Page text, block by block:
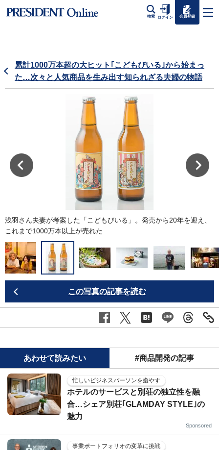
検索 ログイン 会員登録
累計1000万本超の大ヒット｢こどもびいる｣から始まっ
た…次々と人気商品を生み出す知られざる夫婦の物語
浅羽さん夫妻が考案した「こどもびいる」。発売から20年を迎え、
これまで1000万本以上が売れた
この写真の記事を読む
あわせて読みたい #商品開発の記事
忙しいビジネスパーソンを癒やす
ホテルのサービスと別荘の独立性を融
合…シェア別荘｢GLAMDAY STYLE｣の
魅力
Sponsored
事業ポートフォリオの変革に挑戦